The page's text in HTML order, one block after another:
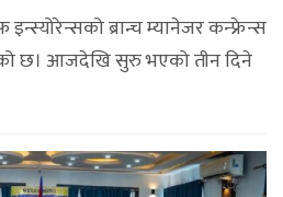
ब्रान्च म्यानेजर कन्फ्रेन्स
छ। आजदेखि सुरु भएको तीन दिने
कार्यक्रमहरुका साथ भब्य साथ